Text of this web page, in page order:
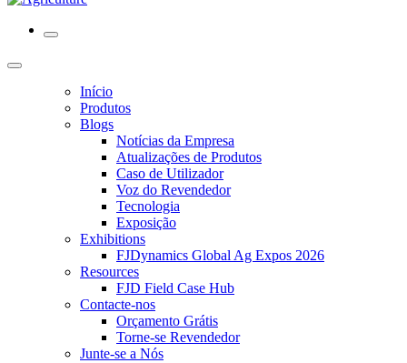
Início
Produtos
Blogs
Notícias da Empresa
Atualizações de Produtos
Caso de Utilizador
Voz do Revendedor
Tecnologia
Exposição
Exhibitions
FJDynamics Global Ag Expos 2026
Resources
FJD Field Case Hub
Contacte-nos
Orçamento Grátis
Torne-se Revendedor
Junte-se a Nós